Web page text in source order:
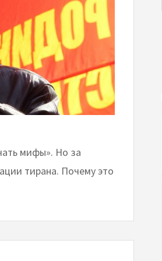
мифы». Но за
тирана. Почему это